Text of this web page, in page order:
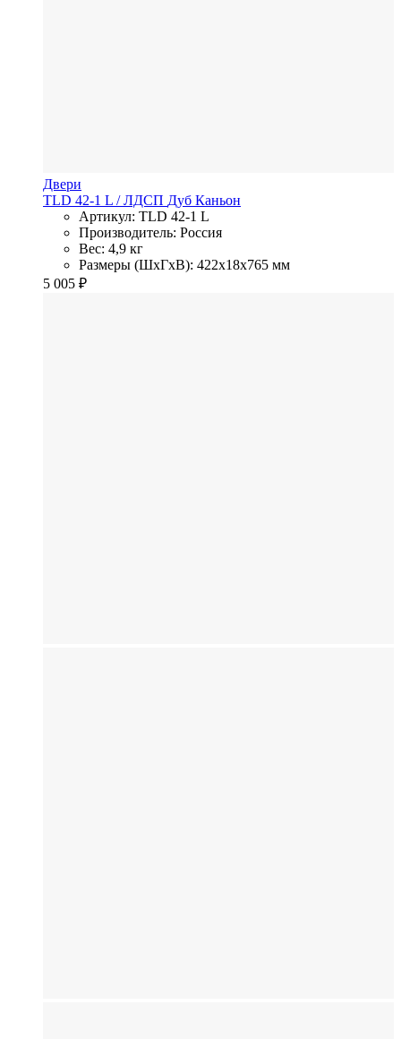
Двери
TLD 42-1 L / ЛДСП Дуб Каньон
Артикул: TLD 42-1 L
Производитель: Россия
Вес: 4,9 кг
Размеры (ШхГхВ): 422x18x765 мм
5 005 ₽